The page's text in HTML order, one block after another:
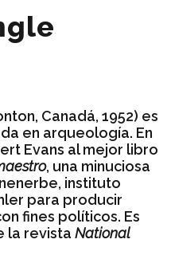
Canadá, 1952) es
en arqueología. En
Evans al mejor libro
, una minuciosa
instituto
para producir
fines políticos. Es
la revista National